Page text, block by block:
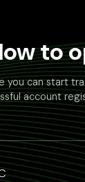
to
you can start
account